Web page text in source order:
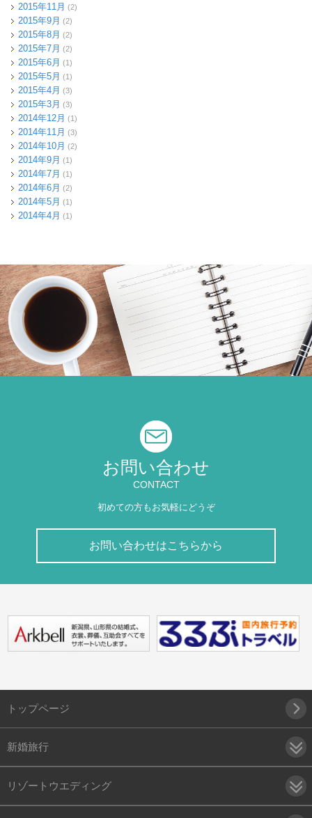
2015年11月 (2)
2015年9月 (2)
2015年8月 (2)
2015年7月 (2)
2015年6月 (1)
2015年5月 (1)
2015年4月 (3)
2015年3月 (3)
2014年12月 (1)
2014年11月 (3)
2014年10月 (2)
2014年9月 (1)
2014年7月 (1)
2014年6月 (2)
2014年5月 (1)
2014年4月 (1)
お問い合わせ
CONTACT
初めての方もお気軽にどうぞ
お問い合わせはこちらから
トップページ
新婚旅行
リゾートウエディング